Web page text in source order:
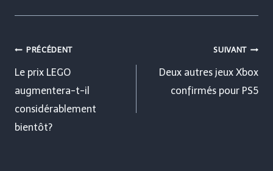
Navigation
de
l’article
PRÉCÉDENT
Le prix LEGO
augmentera-t-il
considérablement
bientôt?
SUIVANT
Deux autres jeux Xbox
confirmés pour PS5